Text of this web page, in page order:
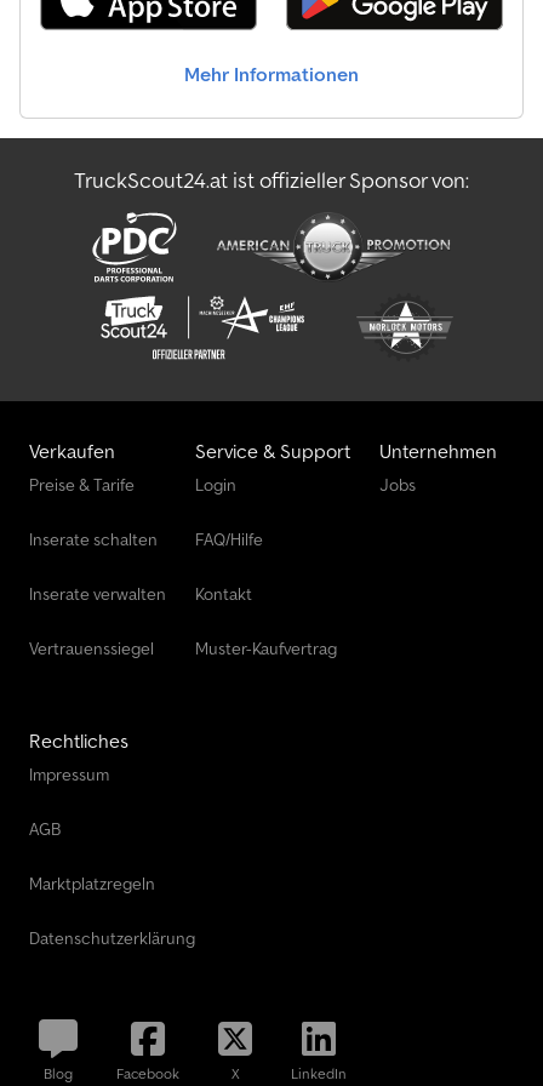
WINTERDIENSTVORRICHTUNG MIT HYDRAULIKANSCHLÜSSEN AN
DER FRONT ----FAHRWERK / ACHSEN ACHSE 1 BLATTFEDERUNG
ZWILLINGSBEREIFUNG REIFEN: 315/80 R22.5 ----AUSSTATTUNG
DIFFERENTIALSPERRE DACHLUKE ELEKTRISCHE FENSTERHEBER
ANHÄNGERKUPPLUNG ----EXPORT & HINWEISE EXPORTVERKAUF
NUR MIT KAUTION (DEPOSIT) KAUTION MIN. 500 ¤ BIS 2.000 ¤ FÜR
EU- UND DRITTLÄNDER WIRD EINE KAUTION VON MINDESTENS
500 ¤ / 1.000 ¤ ERHOBEN AUSFUHRANMELDUNG EXW IN CA. 10
MINUTEN MÖGLICH (ZUGELASSENER AUSFÜHRER) 5-TAGE-, 15-
TAGE- UND 30-TAGE-KENNZEICHEN VERFÜGBAR 15-TAGE-
ÖSTERREICH-KENNZEICHEN VERFÜGBAR
FAHRZEUGRESERVIERUNGEN AUSSCHLIESSLICH SCHRIFTLICH
VORBEHALTEN ALLE ANGABEN OHNE GEWÄHR EXPORTPREIS AUF
ANFRAGE VERFÜGBAR
Mehr Informationen
TruckScout24.at ist offizieller Sponsor von:
Verkaufen
Preise & Tarife
Inserate schalten
Inserate verwalten
Vertrauenssiegel
Service & Support
Login
FAQ/Hilfe
Kontakt
Muster-Kaufvertrag
Unternehmen
Jobs
Rechtliches
Impressum
AGB
Marktplatzregeln
Datenschutzerklärung
Blog Facebook X LinkedIn